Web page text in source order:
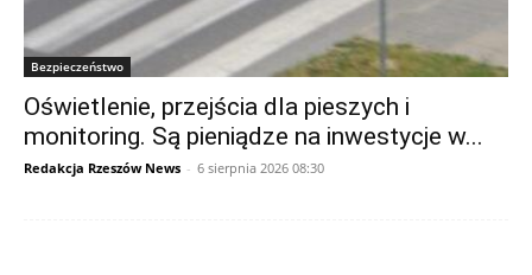
Bezpieczeństwo
Oświetlenie, przejścia dla pieszych i
monitoring. Są pieniądze na inwestycje w...
Redakcja Rzeszów News - 6 sierpnia 2026 08:30